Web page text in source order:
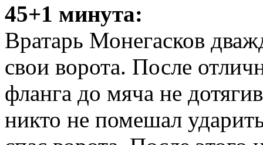
45+1 минута:
Вратарь Монегасков
свои ворота. После
фланга до мяча не
никто не помешал